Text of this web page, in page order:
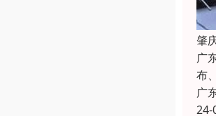
肇
广
布
广
24-